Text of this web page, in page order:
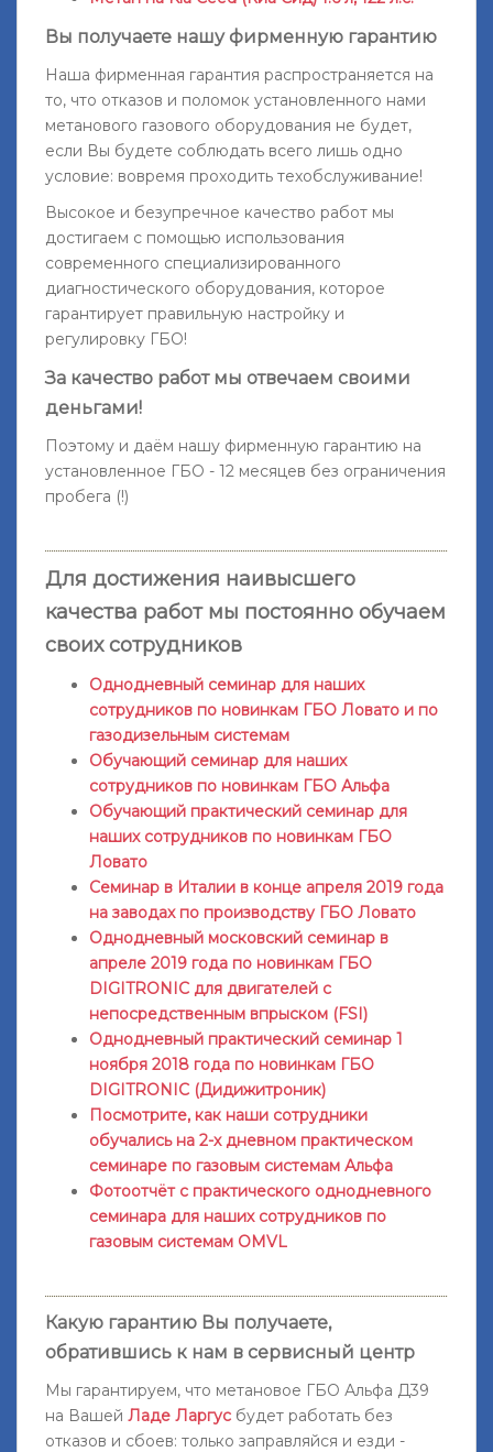
Вы получаете нашу фирменную гарантию
Наша фирменная гарантия распространяется на
то, что отказов и поломок установленного нами
метанового газового оборудования не будет,
если Вы будете соблюдать всего лишь одно
условие: вовремя проходить техобслуживание!
Высокое и безупречное качество работ мы
достигаем с помощью использования
современного специализированного
диагностического оборудования, которое
гарантирует правильную настройку и
регулировку ГБО!
За качество работ мы отвечаем своими
деньгами!
Поэтому и даём нашу фирменную гарантию на
установленное ГБО - 12 месяцев без ограничения
пробега (!)
Для достижения наивысшего
качества работ мы постоянно обучаем
своих сотрудников
Однодневный семинар для наших
сотрудников по новинкам ГБО Ловато и по
газодизельным системам
Обучающий семинар для наших
сотрудников по новинкам ГБО Альфа
Обучающий практический семинар для
наших сотрудников по новинкам ГБО
Ловато
Семинар в Италии в конце апреля 2019 года
на заводах по производству ГБО Ловато
Однодневный московский семинар в
апреле 2019 года по новинкам ГБО
DIGITRONIC для двигателей с
непосредственным впрыском (FSI)
Однодневный практический семинар 1
ноября 2018 года по новинкам ГБО
DIGITRONIC (Дидижитроник)
Посмотрите, как наши сотрудники
обучались на 2-х дневном практическом
семинаре по газовым системам Альфа
Фотоотчёт с практического однодневного
семинара для наших сотрудников по
газовым системам OMVL
Какую гарантию Вы получаете,
обратившись к нам в сервисный центр
Мы гарантируем, что метановое ГБО Альфа Д39
на Вашей Ладе Ларгус будет работать без
отказов и сбоев: только заправляйся и езди -